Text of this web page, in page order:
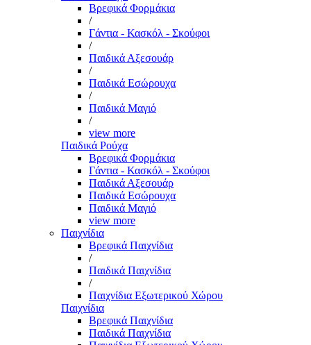
Βρεφικά Φορμάκια
/
Γάντια - Κασκόλ - Σκούφοι
/
Παιδικά Αξεσουάρ
/
Παιδικά Εσώρουχα
/
Παιδικά Μαγιό
/
view more
Παιδικά Ρούχα
Βρεφικά Φορμάκια
Γάντια - Κασκόλ - Σκούφοι
Παιδικά Αξεσουάρ
Παιδικά Εσώρουχα
Παιδικά Μαγιό
view more
Παιχνίδια
Βρεφικά Παιχνίδια
/
Παιδικά Παιχνίδια
/
Παιχνίδια Εξωτερικού Χώρου
Παιχνίδια
Βρεφικά Παιχνίδια
Παιδικά Παιχνίδια